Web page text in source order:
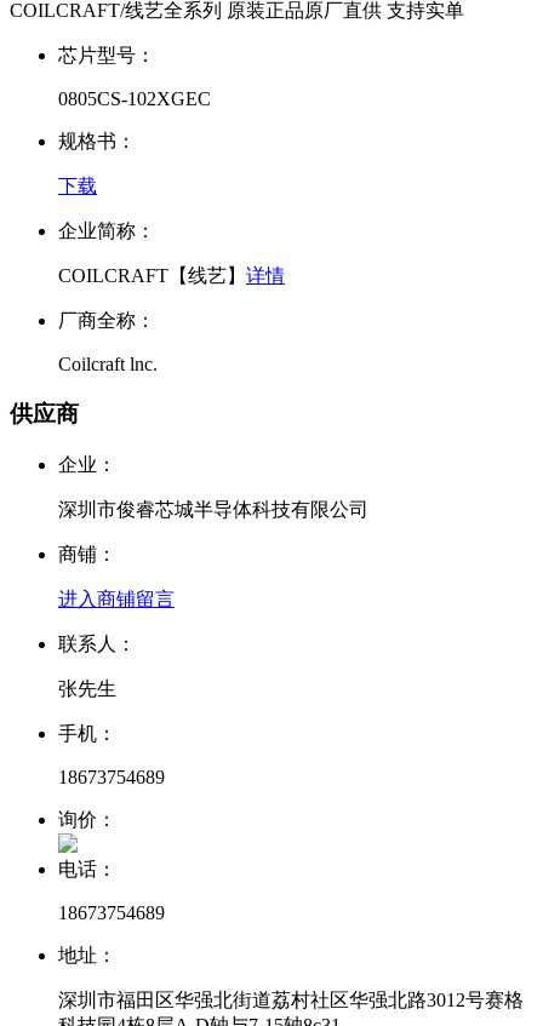
COILCRAFT/线艺全系列 原装正品原厂直供 支持实单
芯片型号：
0805CS-102XGEC
规格书：
下载
企业简称：
COILCRAFT【线艺】 详情
厂商全称：
Coilcraft lnc.
供应商
企业：
深圳市俊睿芯城半导体科技有限公司
商铺：
进入商铺留言
联系人：
张先生
手机：
18673754689
询价：
电话：
18673754689
地址：
深圳市福田区华强北街道荔村社区华强北路3012号赛格